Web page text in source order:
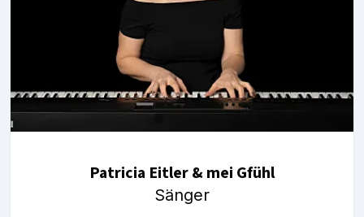
Patricia Eitler & mei Gfühl
Sänger